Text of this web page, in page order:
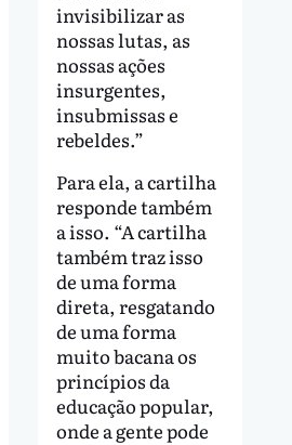
invisibilizar as
nossas lutas, as
nossas ações
insurgentes,
insubmissas e
rebeldes.”
Para ela, a cartilha
responde também
a isso. “A cartilha
também traz isso
de uma forma
direta, resgatando
de uma forma
muito bacana os
princípios da
educação popular,
onde a gente pode